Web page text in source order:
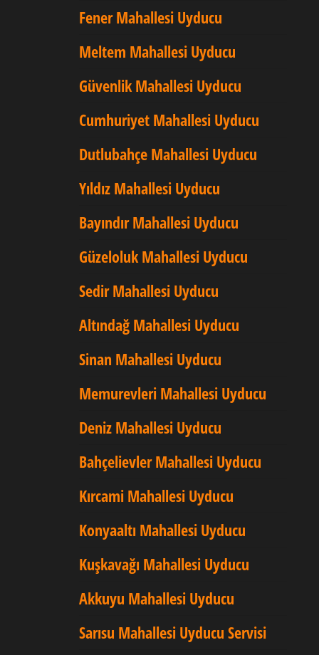
Fener Mahallesi Uyducu
Meltem Mahallesi Uyducu
Güvenlik Mahallesi Uyducu
Cumhuriyet Mahallesi Uyducu
Dutlubahçe Mahallesi Uyducu
Yıldız Mahallesi Uyducu
Bayındır Mahallesi Uyducu
Güzeloluk Mahallesi Uyducu
Sedir Mahallesi Uyducu
Altındağ Mahallesi Uyducu
Sinan Mahallesi Uyducu
Memurevleri Mahallesi Uyducu
Deniz Mahallesi Uyducu
Bahçelievler Mahallesi Uyducu
Kırcami Mahallesi Uyducu
Konyaaltı Mahallesi Uyducu
Kuşkavağı Mahallesi Uyducu
Akkuyu Mahallesi Uyducu
Sarısu Mahallesi Uyducu Servisi